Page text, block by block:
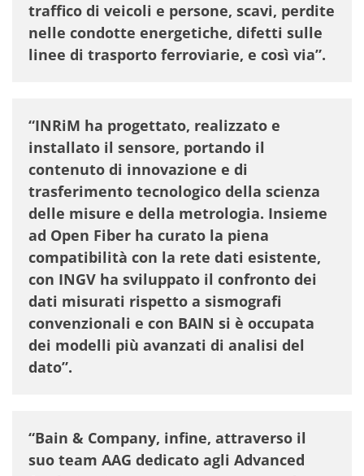
traffico di veicoli e persone, scavi, perdite
nelle condotte energetiche, difetti sulle
linee di trasporto ferroviarie, e così via”.
“INRiM ha progettato, realizzato e
installato il sensore, portando il
contenuto di innovazione e di
trasferimento tecnologico della scienza
delle misure e della metrologia. Insieme
ad Open Fiber ha curato la piena
compatibilità con la rete dati esistente,
con INGV ha sviluppato il confronto dei
dati misurati rispetto a sismografi
convenzionali e con BAIN si è occupata
dei modelli più avanzati di analisi del
dato”.
“Bain & Company, infine, attraverso il
suo team AAG dedicato agli Advanced